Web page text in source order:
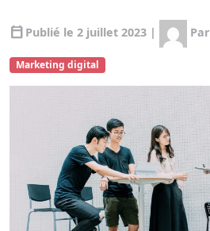
calendar_today Publié le 2 juillet 2023 | Par
Marketing digital